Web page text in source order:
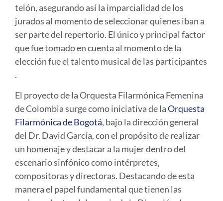
telón, asegurando así la imparcialidad de los
jurados al momento de seleccionar quienes iban a
ser parte del repertorio. El único y principal factor
que fue tomado en cuenta al momento de la
elección fue el talento musical de las participantes
.
El proyecto de la Orquesta Filarmónica Femenina
de Colombia surge como iniciativa de laOrquesta
Filarmónica de Bogotá, bajo la dirección general
del Dr. David García, con el propósito de realizar
un homenaje y destacar a la mujer dentro del
escenario sinfónico como intérpretes,
compositoras y directoras. Destacando de esta
manera el papel fundamental que tienen las